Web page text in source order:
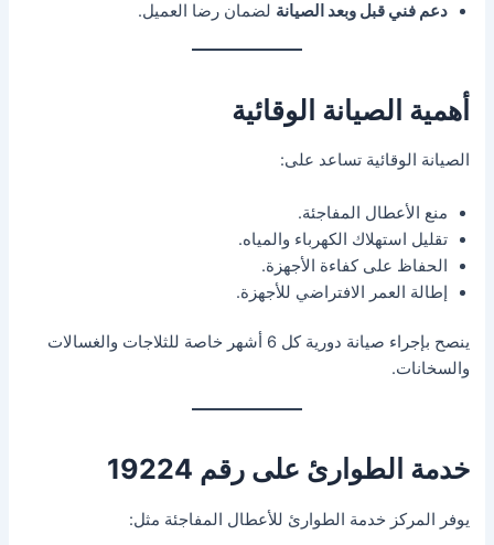
دعم فني قبل وبعد الصيانة لضمان رضا العميل.
أهمية الصيانة الوقائية
الصيانة الوقائية تساعد على:
منع الأعطال المفاجئة.
تقليل استهلاك الكهرباء والمياه.
الحفاظ على كفاءة الأجهزة.
إطالة العمر الافتراضي للأجهزة.
ينصح بإجراء صيانة دورية كل 6 أشهر خاصة للثلاجات والغسالات
والسخانات.
خدمة الطوارئ على رقم 19224
يوفر المركز خدمة الطوارئ للأعطال المفاجئة مثل: